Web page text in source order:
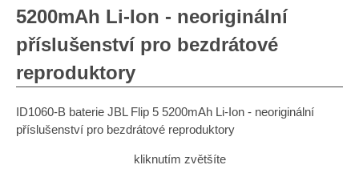
5200mAh Li-Ion - neoriginální
příslušenství pro bezdrátové
reproduktory
ID1060-B baterie JBL Flip 5 5200mAh Li-Ion - neoriginální
příslušenství pro bezdrátové reproduktory
kliknutím zvětšíte